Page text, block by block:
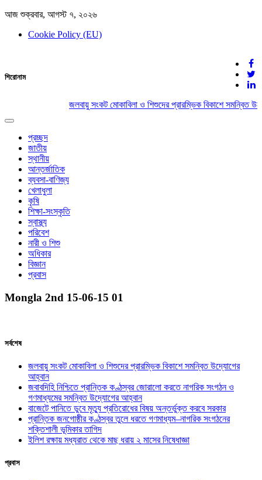
আজ শুক্রবার, আগস্ট ৭, ২০২৬
Cookie Policy (EU)
দেশের খবর
যুক্ত থাকুন দেশের সঙ্গে
শিরোনাম
জলবায়ু সংকট মোকাবিলা ও শিশুদের প্রারম্ভিক বিকাশে সমন্বিত
Toggle
navigation
প্রচ্ছদ
জাতীয়
স্থানীয়
আন্তর্জাতিক
ব্যবসা-বাণিজ্য
খেলাধুলা
কৃষি
শিক্ষা-সংস্কৃতি
স্বাস্থ্য
পরিবেশ
নারী ও শিশু
অধিকার
বিজ্ঞান
প্রবাস
Mongla 2nd 15-06-15 01
সর্বশেষ
জলবায়ু সংকট মোকাবিলা ও শিশুদের প্রারম্ভিক বিকাশে সমন্বিত উদ্যোগের
আহ্বান
জবাবদিহি নিশ্চিতে প্রান্তিক কণ্ঠস্বর জোরালো করতে নাগরিক সংগঠন ও
গণমাধ্যমের সমন্বিত উদ্যোগের আহ্বান
বাজেটে পানিতে ডুবে মৃত্যু প্রতিরোধের বিষয় অন্তর্ভুক্ত করবে সরকার
প্রান্তিক জনগোষ্ঠীর কণ্ঠস্বর তুলে ধরতে গণমাধ্যম–নাগরিক সংগঠনের
শক্তিশালী ভূমিকার তাগিদ
ইলিশ রক্ষায় মধ্যরাত থেকে মাছ ধরায় ২ মাসের নিষেধাজ্ঞা
প্রবাস